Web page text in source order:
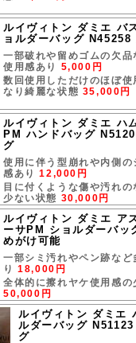
ルイヴィトン ダミエ バ
ョルダーバッグ N45258
一部破れや留めゴムの欠品
使用感あり 5,000円
数回使用しただけのほぼ使
なり綺麗な状態 35,000円
ルイヴィトン ダミエ ハ
PM ハンドバッグ
グ
使用に伴う型崩れや内側の
感あり12,000円
目に付くような傷や汚れの
少ない状態 30,000円
ルイヴィトン ダミエ ア
ーサPM ショルダーバッ
めがけ可能
一部シミ汚れやペン跡など
り18,000円
全体的に擦れヤケ使用感の
50,000円
ルイヴィトン ダミエ
ルダーバッグ
グ